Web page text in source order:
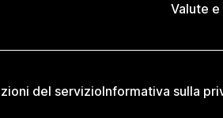
Valute
del servizioInformativa sulla